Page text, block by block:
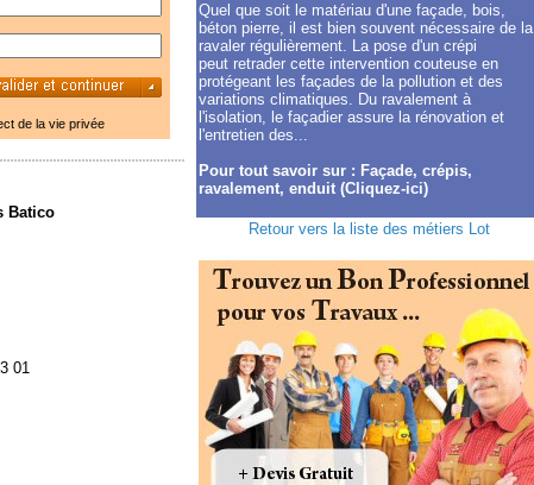
de la vie privée
Batico
01
Quel que soit le matériau d'une façade, bois,
béton pierre, il est bien souvent nécessaire de la
ravaler régulièrement. La pose d'un crépi
peut retrader cette intervention couteuse en
protégeant les façades de la pollution et des
variations climatiques. Du ravalement à
l'isolation, le façadier assure la rénovation et
l'entretien des...
Pour tout savoir sur : Façade, crépis,
ravalement, enduit (Cliquez-ici)
Retour vers la liste des métiers Lot